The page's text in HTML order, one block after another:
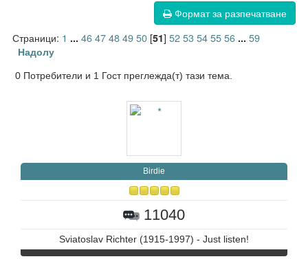
Формат за разпечатване
Страници: 1 ... 4647484950[51] 5253545556 ... 59
Надолу
0 Потребители и 1 Гост преглежда(т) тази тема.
Birdie
11040
Sviatoslav Richter (1915-1997) - Just listen!